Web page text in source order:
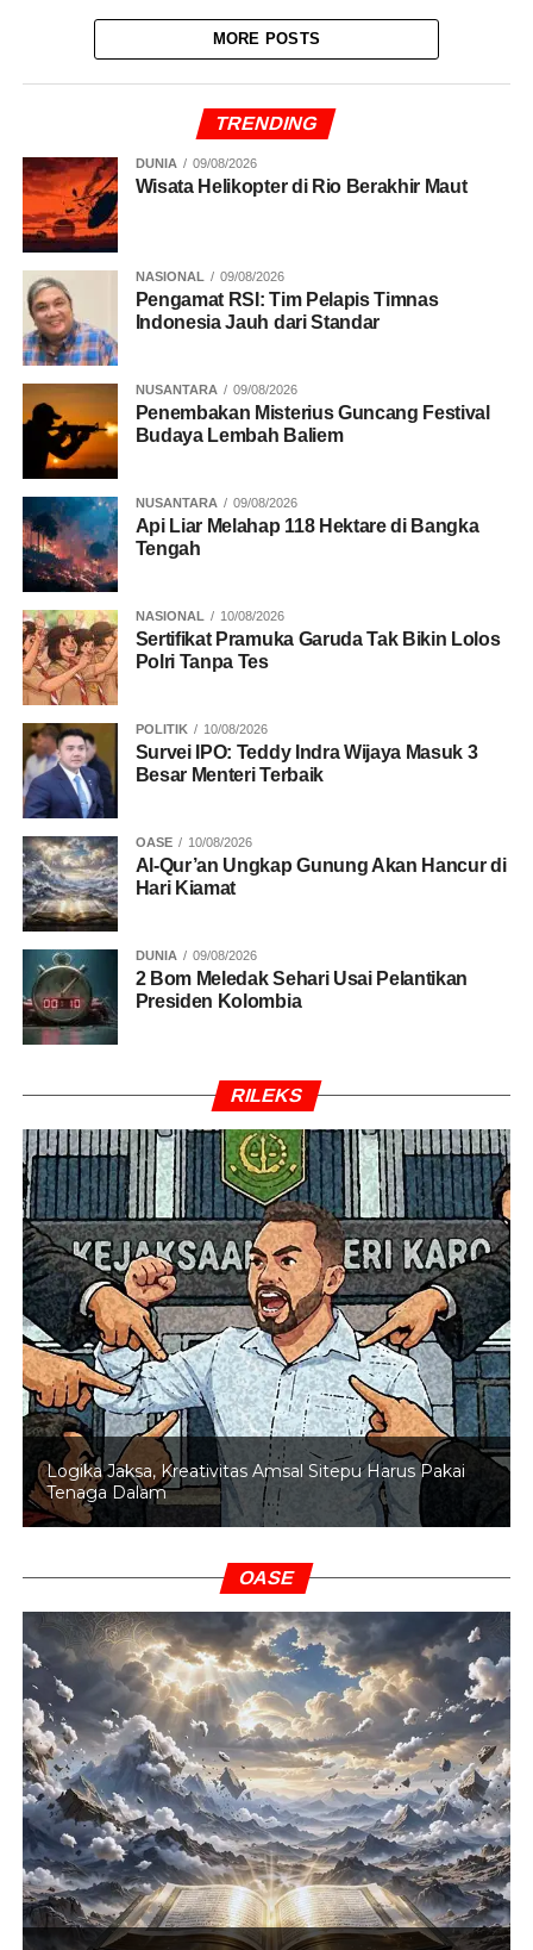
MORE POSTS
TRENDING
DUNIA 09/08/2026
Wisata Helikopter di Rio Berakhir Maut
NASIONAL 09/08/2026
Pengamat RSI: Tim Pelapis Timnas
Indonesia Jauh dari Standar
NUSANTARA 09/08/2026
Penembakan Misterius Guncang Festival
Budaya Lembah Baliem
NUSANTARA 09/08/2026
Api Liar Melahap 118 Hektare di Bangka
Tengah
NASIONAL 10/08/2026
Sertifikat Pramuka Garuda Tak Bikin Lolos
Polri Tanpa Tes
POLITIK 10/08/2026
Survei IPO: Teddy Indra Wijaya Masuk 3
Besar Menteri Terbaik
OASE 10/08/2026
Al-Qur’an Ungkap Gunung Akan Hancur di
Hari Kiamat
DUNIA 09/08/2026
2 Bom Meledak Sehari Usai Pelantikan
Presiden Kolombia
RILEKS
Logika Jaksa, Kreativitas Amsal Sitepu Harus Pakai
Tenaga Dalam
OASE